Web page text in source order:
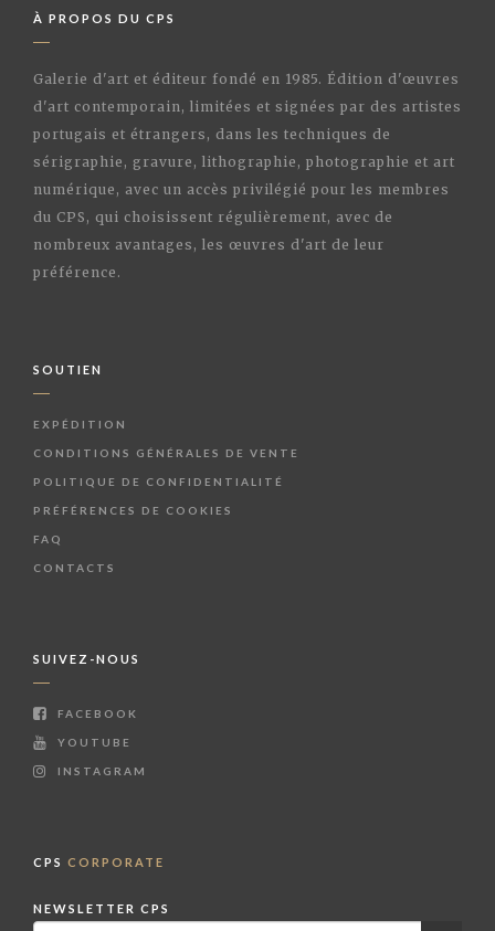
À PROPOS DU CPS
Galerie d'art et éditeur fondé en 1985. Édition d'œuvres
d'art contemporain, limitées et signées par des artistes
portugais et étrangers, dans les techniques de
sérigraphie, gravure, lithographie, photographie et art
numérique, avec un accès privilégié pour les membres
du CPS, qui choisissent régulièrement, avec de
nombreux avantages, les œuvres d'art de leur
préférence.
SOUTIEN
EXPÉDITION
CONDITIONS GÉNÉRALES DE VENTE
POLITIQUE DE CONFIDENTIALITÉ
PRÉFÉRENCES DE COOKIES
FAQ
CONTACTS
SUIVEZ-NOUS
FACEBOOK
YOUTUBE
INSTAGRAM
CPS CORPORATE
NEWSLETTER CPS